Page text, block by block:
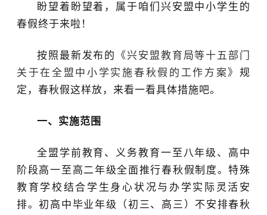
盼望着盼望着，属于咱们兴安盟中小学生的
春假终于来啦！
按照最新发布的
《兴安盟教育局等十五部门
关于在全盟中小学实施春秋假的工作方案》 规
定，春秋假这样放，来看一看具体措施吧。
一、实施范围
全盟 学前教育 、义务教育一至八年级、高中
阶段高一至高二年级全面推行春秋假制度。特殊
教育学校结合学生身心状况与办学实际灵活安
排。初高中毕业年级（初三、高三）不安排春秋